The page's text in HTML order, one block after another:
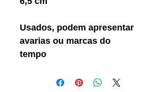
Usados, podem apresentar
avarias ou marcas do
tempo